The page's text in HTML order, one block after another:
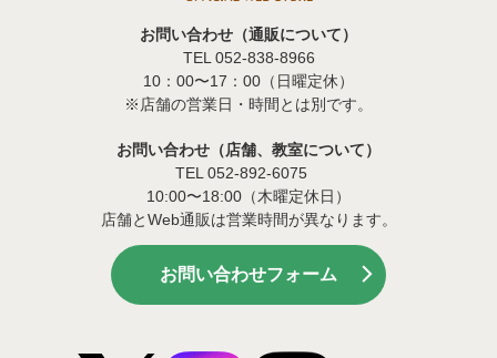
お問い合わせ（通販について）
TEL 052-838-8966
10：00〜17：00（日曜定休）
※店舗の営業日・時間とは別です。
お問い合わせ（店舗、教室について）
TEL 052-892-6075
10:00〜18:00（木曜定休日）
店舗とWeb通販は営業時間が異なります。
お問い合わせフォーム